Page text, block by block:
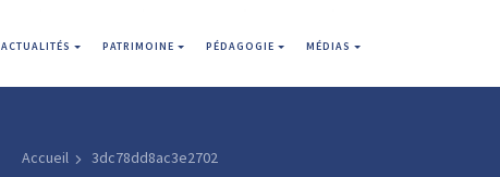
ACTUALITÉS PATRIMOINE PÉDAGOGIE MÉDIAS
Accueil 3dc78dd8ac3e2702